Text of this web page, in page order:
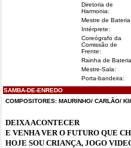
Diretoria de
Harmonia:
Mestre de Bateria:
Intérprete:
Coreógrafo da
Comissão de
Frente:
Rainha de
Mestre-Sala:
Porta-bandeira:
SAMBA-DE-ENREDO
COMPOSITORES: MAURINHO/ CARLÃO/
DEIXA ACONTECER
E VENHA VER O FUTURO QUE
HOJE SOU CRIANÇA, JOGO